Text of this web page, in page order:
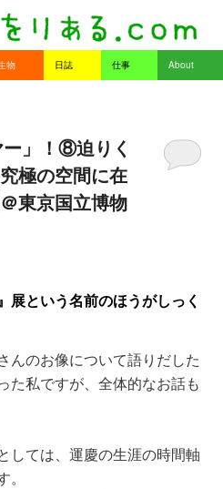
物 日誌 仕事 About
」！⑧迫りく
極の空間に在
東京国立博物
展という名前のほうがしっく
んのお像について語りだした
た私ですが、全体的なお話も
しては、運慶の生涯の時間軸